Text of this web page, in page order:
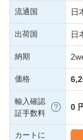
流通国 日
出荷国 日
納期
価格
輸入確認
証手数料
0
カートに